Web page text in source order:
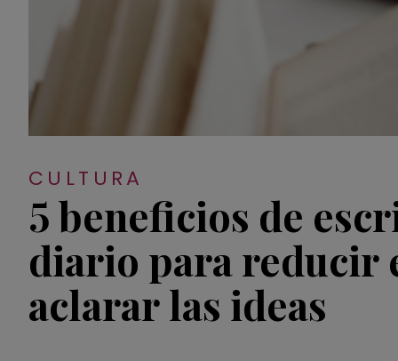
CULTURA
5 beneficios de
diario para reducir
aclarar las ideas